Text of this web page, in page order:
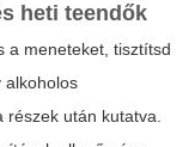
heti teendők
a meneteket, tisztítsd
alkoholos
után kutatva.